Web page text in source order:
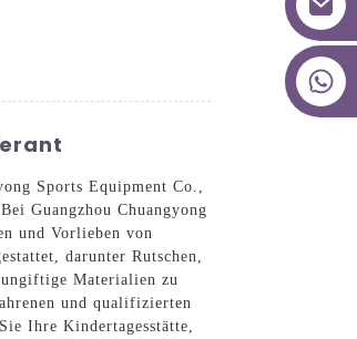
Sports Equipment Co.,
Guangzhou Chuangyong
und Vorlieben von
darunter Rutschen,
Materialien zu
und qualifizierten
Ihre Kindertagesstätte,